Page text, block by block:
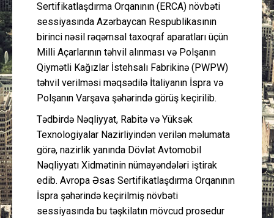
Peşə etikası
Əlaqə
Sertifikatlaşdırma Orqanının (ERCA) növbəti
sessiyasında Azərbaycan Respublikasının
birinci nəsil rəqəmsal taxoqraf aparatları üçün
Milli Açarlarının təhvil alınması və Polşanın
Qiymətli Kağızlar İstehsalı Fabrikinə (PWPW)
təhvil verilməsi məqsədilə İtaliyanın İspra və
Polşanın Varşava şəhərində görüş keçirilib.
Tədbirdə Nəqliyyat, Rabitə və Yüksək
Texnologiyalar Nazirliyindən verilən məlumata
görə, nazirlik yanında Dövlət Avtomobil
Nəqliyyatı Xidmətinin nümayəndələri iştirak
edib. Avropa Əsas Sertifikatlaşdırma Orqanının
İspra şəhərində keçirilmiş növbəti
sessiyasında bu təşkilatın mövcud prosedur